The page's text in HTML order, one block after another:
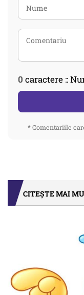
0 caractere ::
* Comentariile
CITEȘTE MAI